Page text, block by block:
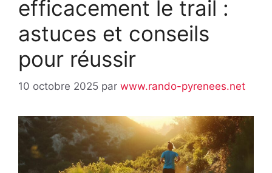
efficacement le trail :
astuces et conseils
pour réussir
10 octobre 2025 par www.rando-pyrenees.net